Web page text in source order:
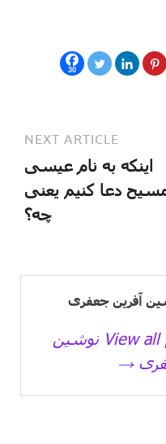
30
NEXT ARTICLE
اینکه به نام عیسی
دعا کنیم یعنی
چه؟
View all posts by نوشین
→